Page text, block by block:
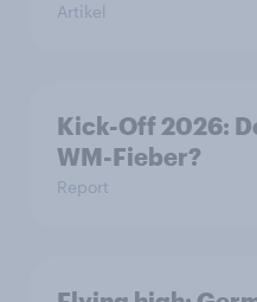
Artikel
Kick-Off 2026:
WM-Fieber?
Report